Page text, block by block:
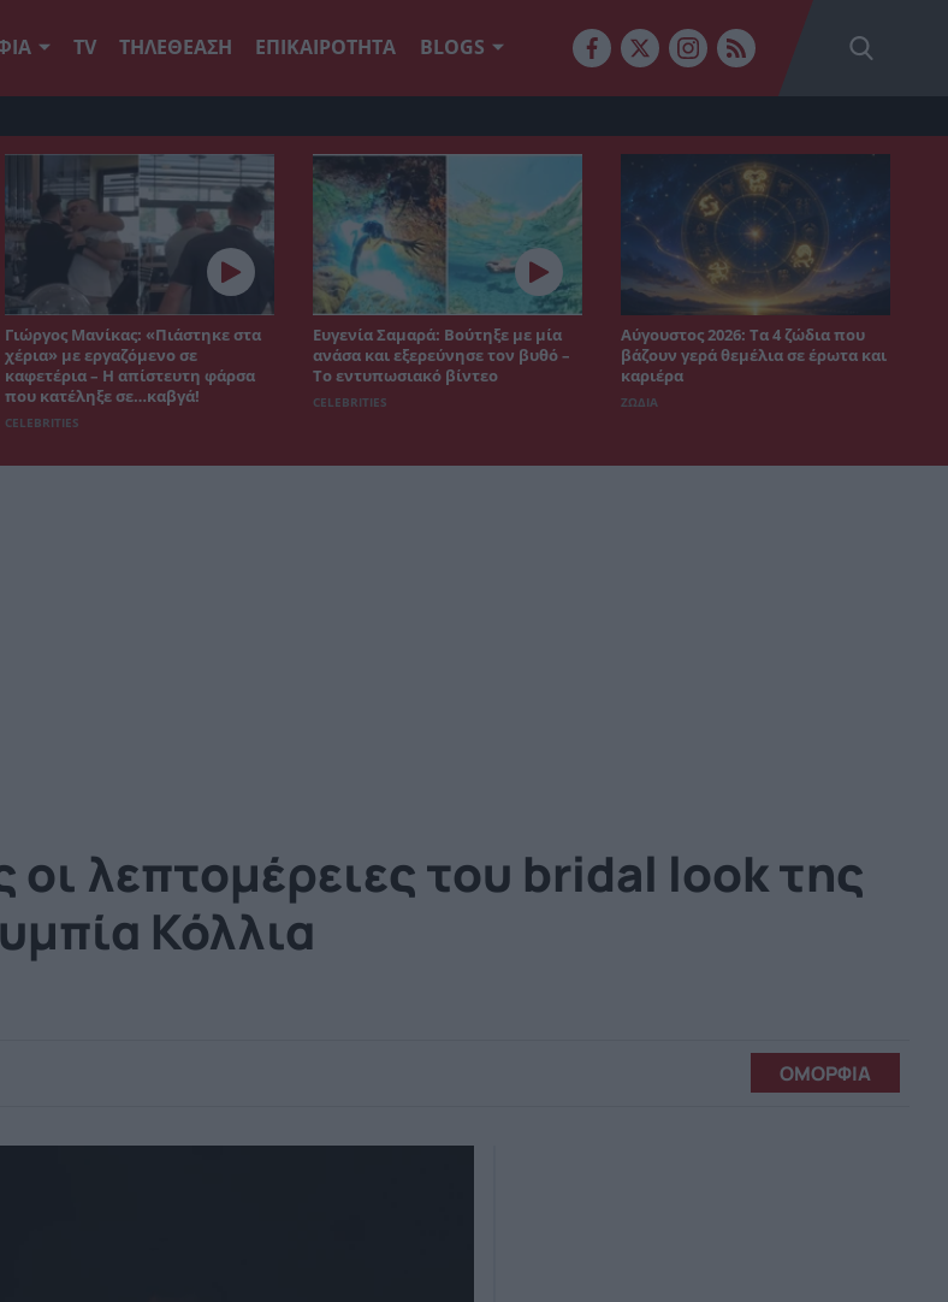
TV ΤΗΛΕΘΕΑΣΗ ΕΠΙΚΑΙΡΟΤΗΤΑ BLOGS
Γιώργος Μανίκας: «Πιάστηκε στα
χέρια» με εργαζόμενο σε
καφετέρια – Η απίστευτη φάρσα
που κατέληξε σε…καβγά!
CELEBRITIES
Ευγενία Σαμαρά: Βούτηξε με μία
ανάσα και εξερεύνησε τον βυθό –
Το εντυπωσιακό βίντεο
CELEBRITIES
Αύγουστος 2026: Τα 4 ζώδια που
βάζουν γερά θεμέλια σε έρωτα και
καριέρα
ΖΩΔΙΑ
λεπτομέρειες του bridal look της
Κόλλια
ΟΜΟΡΦΙΑ